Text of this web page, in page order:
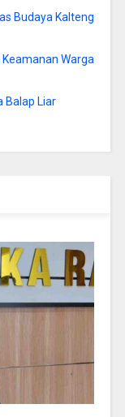
Budaya Kalteng
Warga
Balap Liar